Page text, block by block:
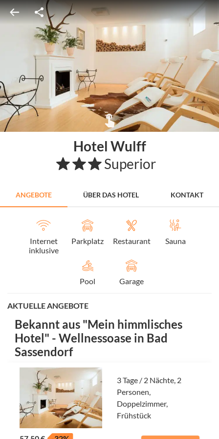
Hotel Wulff
Superior
ANGEBOTE ÜBER DAS HOTEL KONTAKT
Internet
inklusive
Parkplatz Restaurant Sauna
Pool Garage
AKTUELLE ANGEBOTE
Bekannt aus "Mein himmlisches
Hotel" - Wellnessoase in Bad
Sassendorf
3 Tage / 2 Nächte, 2
Personen,
Doppelzimmer,
Frühstück